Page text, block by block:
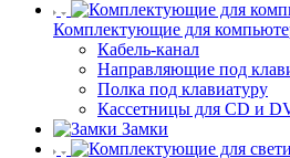
Комплектующие для
Кабель-канал
Направляющие под
Полка под клавиатуру
Кассетницы для CD и
Замки